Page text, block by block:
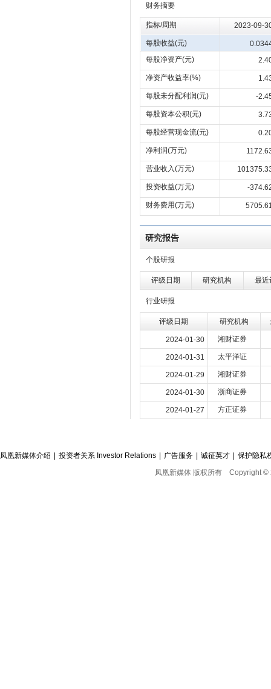
财务摘要
指标/周期 2023-09-
每股收益(元)
每股净资产(元)
净资产收益率(%)
每股未分配利润(元) -
每股资本公积(元)
每股经营现金流(元)
净利润(万元)
营业收入(万元)
投资收益(万元) -
财务费用(万元)
研究报告
个股研报
评级日期 研究机构 最近
行业研报
评级日期 研究机构
2024-01-30 湘财证券
2024-01-31 太平洋证
2024-01-29 湘财证券
2024-01-30 浙商证券
2024-01-27 方正证券
凤凰新媒体介绍 投资者关系 Investor Relations 广告服务 诚征英才
保护隐私
凤凰新媒体 版权所有 Copyright ©